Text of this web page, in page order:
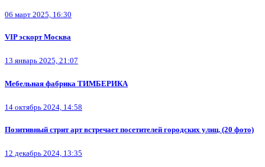
06 март 2025, 16:30
VIP эскорт Москва
13 январь 2025, 21:07
Мебельная фабрика ТИМБЕРИКА
14 октябрь 2024, 14:58
Позитивный стрит арт встречает посетителей городских улиц. (20 фото)
12 декабрь 2024, 13:35